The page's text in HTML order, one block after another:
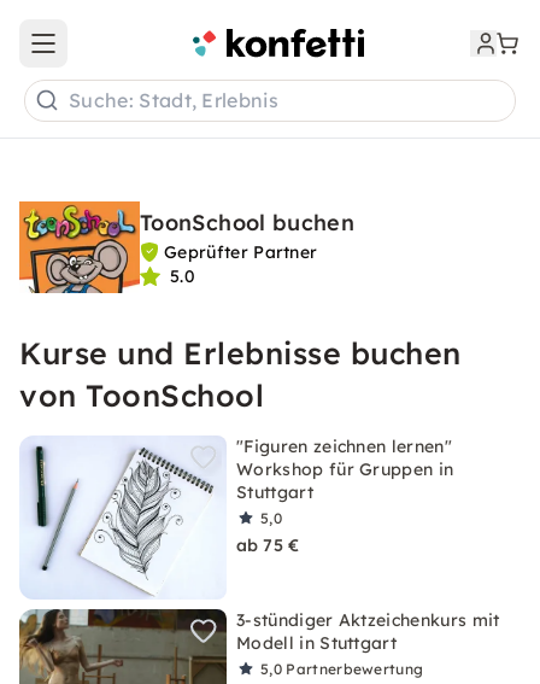
Open main menu
Suche: Stadt, Erlebnis
ToonSchool buchen
Geprüfter Partner
5.0
Kurse und Erlebnisse buchen
von ToonSchool
"Figuren zeichnen lernen"
Workshop für Gruppen in
Stuttgart
5,0
ab 75 €
3-stündiger Aktzeichenkurs mit
Modell in Stuttgart
5,0 Partnerbewertung